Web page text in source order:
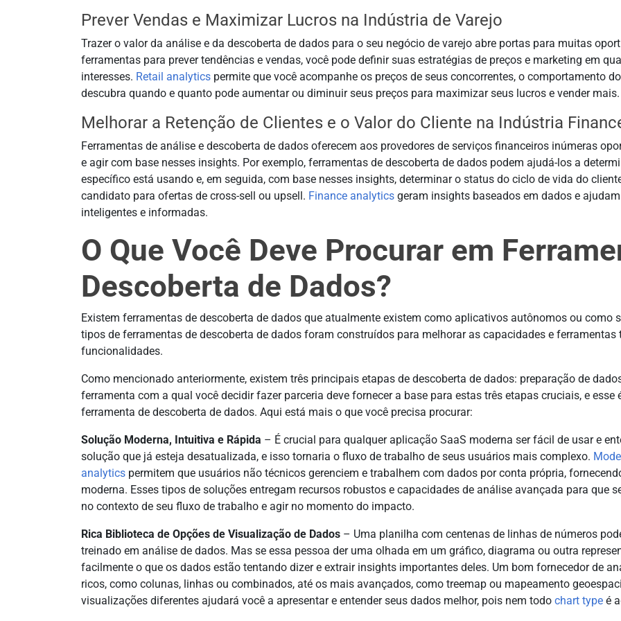
Prever Vendas e Maximizar Lucros na Indústria de Varejo
Trazer o valor da análise e da descoberta de dados para o seu negócio de varejo abre portas para muitas
ferramentas para prever tendências e vendas, você pode definir suas estratégias de preços e marketing em
interesses. Retail analytics permite que você acompanhe os preços de seus concorrentes, o comportamento
descubra quando e quanto pode aumentar ou diminuir seus preços para maximizar seus lucros e vender mais.
Melhorar a Retenção de Clientes e o Valor do Cliente na Indústria
Ferramentas de análise e descoberta de dados oferecem aos provedores de serviços financeiros inúmeras
e agir com base nesses insights. Por exemplo, ferramentas de descoberta de dados podem ajudá-los a
específico está usando e, em seguida, com base nesses insights, determinar o status do ciclo de vida do
candidato para ofertas de cross-sell ou upsell. Finance analytics geram insights baseados em dados e
inteligentes e informadas.
O Que Você Deve Procurar em
Descoberta de Dados?
Existem ferramentas de descoberta de dados que atualmente existem como aplicativos autônomos ou como
tipos de ferramentas de descoberta de dados foram construídos para melhorar as capacidades e
funcionalidades.
Como mencionado anteriormente, existem três principais etapas de descoberta de dados: preparação de
ferramenta com a qual você decidir fazer parceria deve fornecer a base para estas três etapas cruciais, e
ferramenta de descoberta de dados. Aqui está mais o que você precisa procurar:
Solução Moderna, Intuitiva e Rápida – É crucial para qualquer aplicação SaaS moderna ser fácil de usar e
solução que já esteja desatualizada, e isso tornaria o fluxo de trabalho de seus usuários mais complexo.
analytics permitem que usuários não técnicos gerenciem e trabalhem com dados por conta própria,
moderna. Esses tipos de soluções entregam recursos robustos e capacidades de análise avançada para que
no contexto de seu fluxo de trabalho e agir no momento do impacto.
Rica Biblioteca de Opções de Visualização de Dados – Uma planilha com centenas de linhas de números
treinado em análise de dados. Mas se essa pessoa der uma olhada em um gráfico, diagrama ou outra
facilmente o que os dados estão tentando dizer e extrair insights importantes deles. Um bom fornecedor de
ricos, como colunas, linhas ou combinados, até os mais avançados, como treemap ou mapeamento
visualizações diferentes ajudará você a apresentar e entender seus dados melhor, pois nem todo chart type é